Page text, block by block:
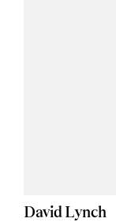
David Lynch